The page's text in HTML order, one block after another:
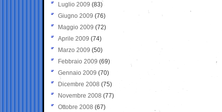
Luglio 2009 (83)
Giugno 2009 (76)
Maggio 2009 (72)
Aprile 2009 (74)
Marzo 2009 (50)
Febbraio 2009 (69)
Gennaio 2009 (70)
Dicembre 2008 (75)
Novembre 2008 (77)
Ottobre 2008 (67)